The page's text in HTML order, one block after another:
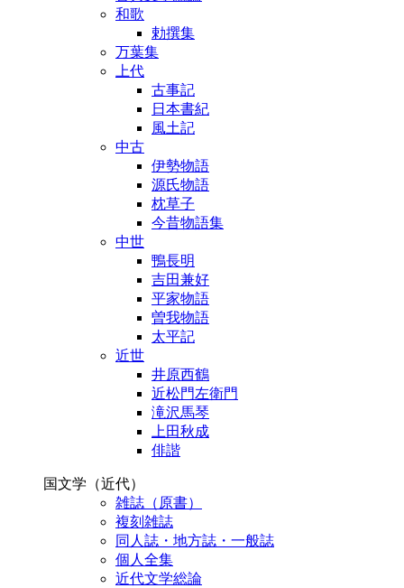
和歌
勅撰集
万葉集
上代
古事記
日本書紀
風土記
中古
伊勢物語
源氏物語
枕草子
今昔物語集
中世
鴨長明
吉田兼好
平家物語
曽我物語
太平記
近世
井原西鶴
近松門左衛門
滝沢馬琴
上田秋成
俳諧
国文学（近代）
雑誌（原書）
複刻雑誌
同人誌・地方誌・一般誌
個人全集
近代文学総論